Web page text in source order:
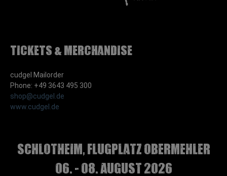
Tickets & Merchandise
cudgel Mailorder
Phone: +49 3643 495 300
shop@cudgel.de
www.cudgel.de
Schlotheim, Flugplatz Obermehler
06. - 08. August 2026